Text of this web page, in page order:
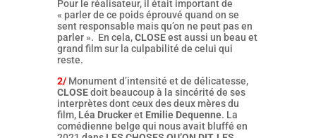
Pour le réalisateur, il était important de
« parler de ce poids éprouvé quand on se
sent responsable mais qu’on ne peut pas en
parler ». En cela,CLOSEest aussi un beau et
grand film sur la culpabilité de celui qui
reste.
2/Monument d’intensité et de délicatesse,
CLOSEdoit beaucoup à la sincérité de ses
interprètes dont ceux des deux mères du
film, Léa Druckeret Emilie Dequenne. La
comédienne belge qui nous avait bluffé en